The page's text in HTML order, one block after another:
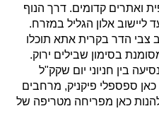
ואתרים קדומים. דרך הנוף
אלון הגליל במזרח.
צבי הדר בקרית אתא תוכלו
בסימון שבילים ירוק.
מ 3 ק"מ של נסיעה בין חניוני יום שקק"ל
ספספלי פיקניק, מרחבים
כאן מפריחה מטריפה של